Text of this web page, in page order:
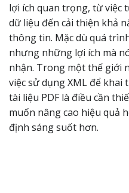
lợi ích quan trọng, từ việc
dữ liệu đến cải thiện khả
thông tin. Mặc dù quá
nhưng những lợi ích mà
nhận. Trong một thế giới
việc sử dụng XML để khai
tài liệu PDF là điều cần
muốn nâng cao hiệu quả
định sáng suốt hơn.